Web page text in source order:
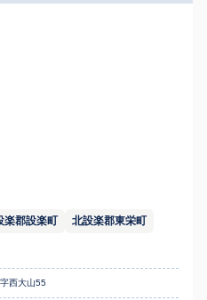
楽郡設楽町
北設楽郡東栄町
西大山55